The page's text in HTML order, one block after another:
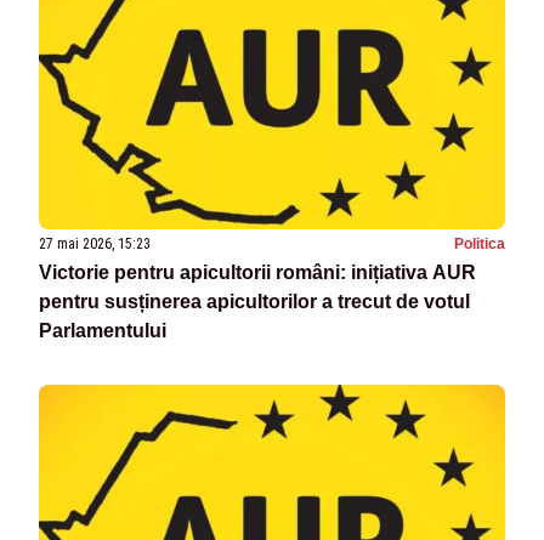
27 mai 2026, 15:23 Politica
Victorie pentru apicultorii români: inițiativa AUR
pentru susținerea apicultorilor a trecut de votul
Parlamentului